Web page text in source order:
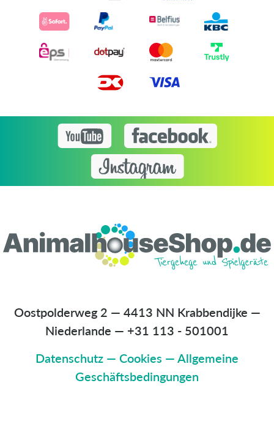
Oostpolderweg 2 — 4413 NN Krabbendijke —
Niederlande — +31 113 - 501001
Datenschutz — Cookies —Allgemeine
Geschäftsbedingungen